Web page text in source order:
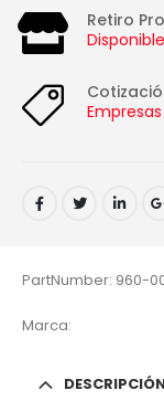
Retiro
Disponible
Empresas
PartNumber: 960-
Marca: